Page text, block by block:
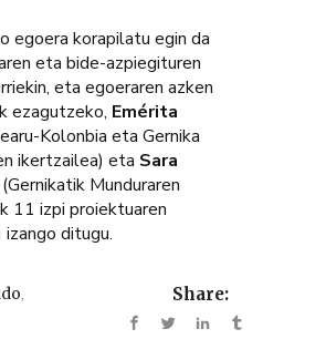
egoera korapilatu egin da
eta bide-azpiegituren
eta egoeraren azken
ezagutzeko, Emérita
Kolonbia eta Gernika
ikertzailea) eta Sara
(Gernikatik Munduraren
11 izpi proiektuaren
izango ditugu.
, Share: